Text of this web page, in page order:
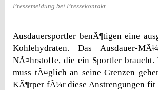
Pressemeldung bei Pressekontakt.
Ausdauersportler benÃ¶tigen eine
Kohlehydraten. Das Ausdauer-
NÃ¤hrstoffe, die ein Sportler braucht.
muss tÃ¤glich an seine Grenzen
KÃ¶rper fÃ¼r diese Anstrengungen